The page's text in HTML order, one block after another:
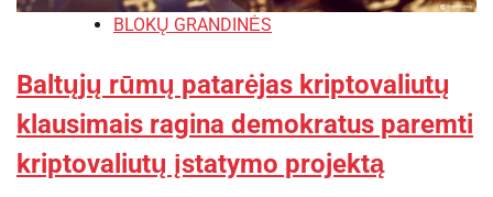
BLOKŲ GRANDINĖS
Baltųjų rūmų patarėjas kriptovaliutų
klausimais ragina demokratus paremti
kriptovaliutų įstatymo projektą